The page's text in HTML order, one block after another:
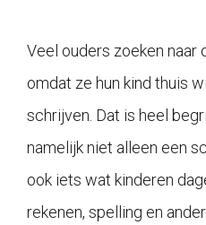
Veel ouders zoeken naar
omdat ze hun kind thuis
schrijven. Dat is heel
namelijk niet alleen een
ook iets wat kinderen
rekenen, spelling en